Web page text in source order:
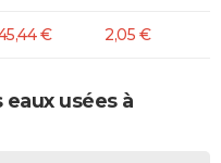
€ 2,05 €
usées à